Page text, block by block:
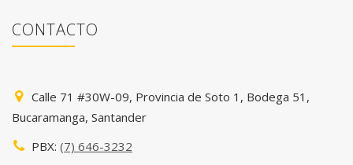
CONTACTO
Calle 71 #30W-09, Provincia de Soto 1, Bodega 51,
Bucaramanga, Santander
PBX: (7) 646-3232